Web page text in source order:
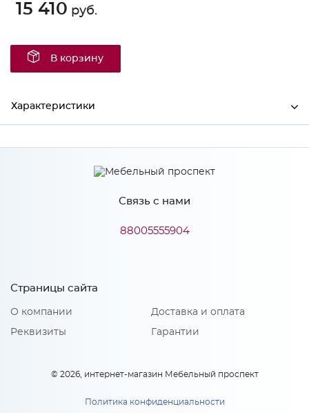
15 410 руб.
В корзину
Характеристики
Ширина 1200
2020
506
СТЕНДМЕБЕЛЬ
Материал
Петли: Без доводчиков
Связь с нами
88005555904
Страницы сайта
О компании
Реквизиты
Доставка и оплата
Гарантии
© 2026, интернет-магазин Мебельный проспект
Политика конфиденциальности